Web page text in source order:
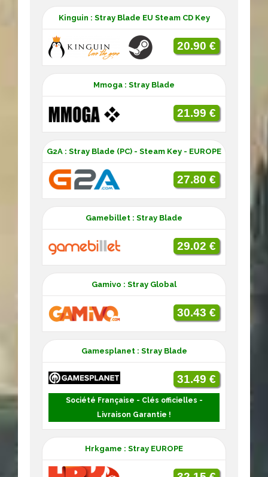
Kinguin : Stray Blade EU Steam CD Key
20.90 €
Mmoga : Stray Blade
21.99 €
G2A : Stray Blade (PC) - Steam Key - EUROPE
27.80 €
Gamebillet : Stray Blade
29.02 €
Gamivo : Stray Global
30.43 €
Gamesplanet : Stray Blade
31.49 €
Société Française - Clés officielles -
Livraison Garantie !
Hrkgame : Stray EUROPE